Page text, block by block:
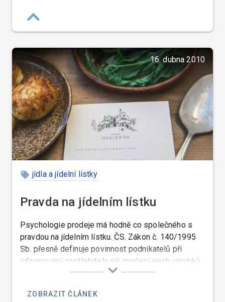
takové jídlo popisuje, ale musí to být někdo kdo k
tomu má vlohy. Pokud nikoho mezi našimi
tento úkol raději zadáme nějakému odbornému
konzultantovi.
16. dubna 2010
jídla a jídelní lístky
Pravda na jídelním lístku
Psychologie prodeje má hodně co společného s
pravdou na jídelním lístku. ČS. Zákon č. 140/1995
Sb. přesně definuje povinnost podnikatelů při
informování spotřebitele při značení jejich výrobků.
V § 9 je zároveň stanovena povinnost řádně
tedy jejich složení.
ZOBRAZIT ČLÁNEK